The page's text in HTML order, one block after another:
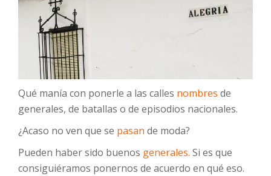
Qué manía con ponerle a las calles nombres de
generales, de batallas o de episodios nacionales.
¿Acaso no ven que se pasan de moda?
Pueden haber sido buenos generales. Si es que
consiguiéramos ponernos de acuerdo en qué eso.